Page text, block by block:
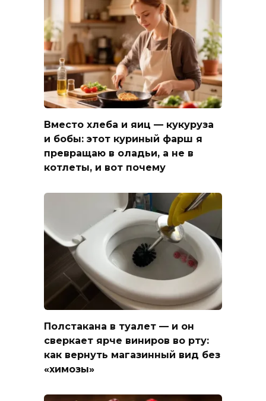
Вместо хлеба и яиц — кукуруза
и бобы: этот куриный фарш я
превращаю в оладьи, а не в
котлеты, и вот почему
Полстакана в туалет — и он
сверкает ярче виниров во рту:
как вернуть магазинный вид без
«химозы»